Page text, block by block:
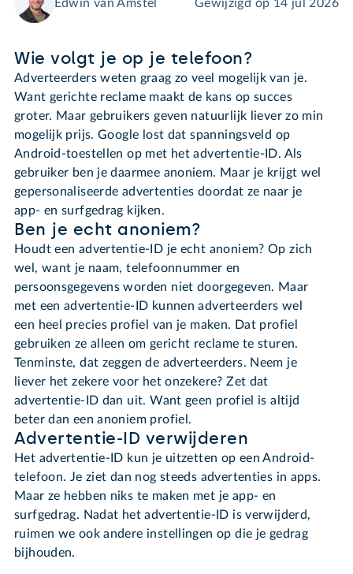
Edwin van Amstel Gewijzigd op 14 jul 2026
Wie volgt je op je telefoon?
Adverteerders weten graag zo veel mogelijk van je.
Want gerichte reclame maakt de kans op succes
groter. Maar gebruikers geven natuurlijk liever zo min
mogelijk prijs. Google lost dat spanningsveld op
Android-toestellen op met het advertentie-ID. Als
gebruiker ben je daarmee anoniem. Maar je krijgt wel
gepersonaliseerde advertenties doordat ze naar je
app- en surfgedrag kijken.
Ben je echt anoniem?
Houdt een advertentie-ID je echt anoniem? Op zich
wel, want je naam, telefoonnummer en
persoonsgegevens worden niet doorgegeven. Maar
met een advertentie-ID kunnen adverteerders wel
een heel precies profiel van je maken. Dat profiel
gebruiken ze alleen om gericht reclame te sturen.
Tenminste, dat zeggen de adverteerders. Neem je
liever het zekere voor het onzekere? Zet dat
advertentie-ID dan uit. Want geen profiel is altijd
beter dan een anoniem profiel.
Advertentie-ID verwijderen
Het advertentie-ID kun je uitzetten op een Android-
telefoon. Je ziet dan nog steeds advertenties in apps.
Maar ze hebben niks te maken met je app- en
surfgedrag. Nadat het advertentie-ID is verwijderd,
ruimen we ook andere instellingen op die je gedrag
bijhouden.